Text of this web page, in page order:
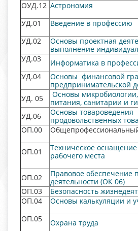
ОУД.12 Астрономия
УД.01
Введение в профессию
УД.02
Основы проектная
выполнение
УД.03
Информатика в
УД.04
Основы финансовой
предпринимательской
УД. 05
Основы
питания, санитарии и
УД.06
Основы товароведения
продовольственных
ОП.00
ОП.01
Техническое
рабочего места
ОП.02
Правовое обеспечение
деятельности (ОК 06)
ОП.03
Безопасность
ОП.04
Основы калькуляции и
ОП.05
Охрана труда